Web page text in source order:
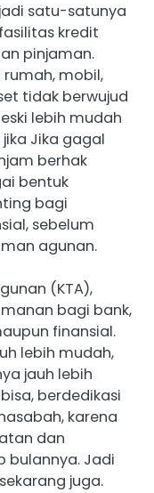
satu-satunya
kredit
pinjaman.
mobil,
tidak berwujud
lebih mudah
Jika gagal
berhak
bentuk
bagi
sebelum
agunan.
(KTA),
bagi bank,
finansial.
lebih mudah,
jauh lebih
berdedikasi
karena
dan
bulannya. Jadi
juga.